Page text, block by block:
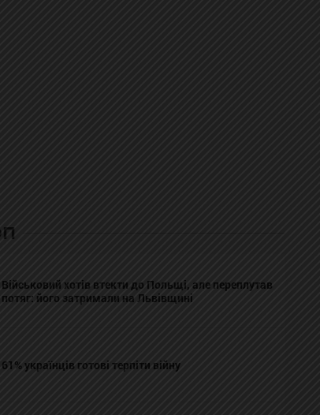
Військовий хотів втекти до Польщі, але переплутав
потяг: його затримали на Львівщині
61% українців готові терпіти війну